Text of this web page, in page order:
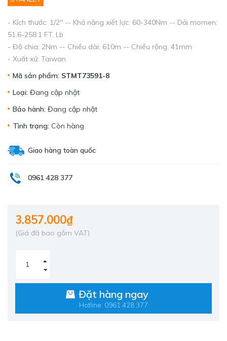
- Kích thước: 1/2" -- Khả năng xiết lực: 60-340Nm -- Dải momen:
51.6-258.1 FT. Lb
- Độ chia: 2Nm -- Chiều dài: 610m -- Chiều rộng: 41mm
- Xuất xứ: Taiwan
Mã sản phẩm: STMT73591-8
Loại: Đang cập nhật
Bảo hành: Đang cập nhật
Tình trạng: Còn hàng
Giao hàng toàn quốc
0961 428 377
3.857.000₫
(Giá đã bao gồm VAT)
Đặt hàng ngay
Hotline: 0961 428 377